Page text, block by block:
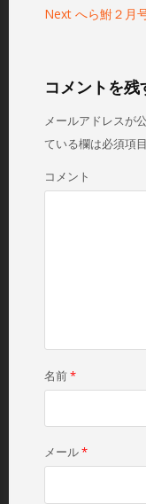
投
ビ
ー
シ
ョ
ン
r
i
u
s
Next N
t
o
s
t
へら鮒２月
コメントを残
メールアドレスが
ている欄は必須項
コメント
名前*
メール*